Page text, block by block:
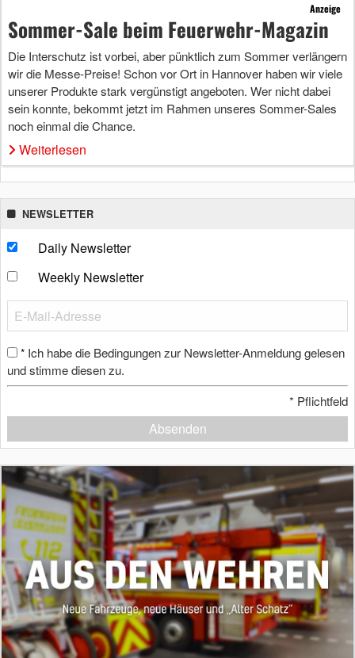
Anzeige
Sommer-Sale beim Feuerwehr-Magazin
Die Interschutz ist vorbei, aber pünktlich zum Sommer verlängern
wir die Messe-Preise! Schon vor Ort in Hannover haben wir viele
unserer Produkte stark vergünstigt angeboten. Wer nicht dabei
sein konnte, bekommt jetzt im Rahmen unseres Sommer-Sales
noch einmal die Chance.
Weiterlesen
NEWSLETTER
Daily Newsletter
Weekly Newsletter
* Ich habe die Bedingungen zur Newsletter-Anmeldung gelesen
und stimme diesen zu.
* Pflichtfeld
Absenden